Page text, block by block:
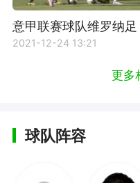
意甲联赛球队维罗纳足
球俱乐部资料介绍
2021-12-24 13:21
更多
球队阵容